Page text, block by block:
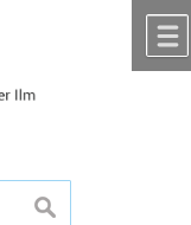
suchen